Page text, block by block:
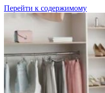
Перейти к содержимому